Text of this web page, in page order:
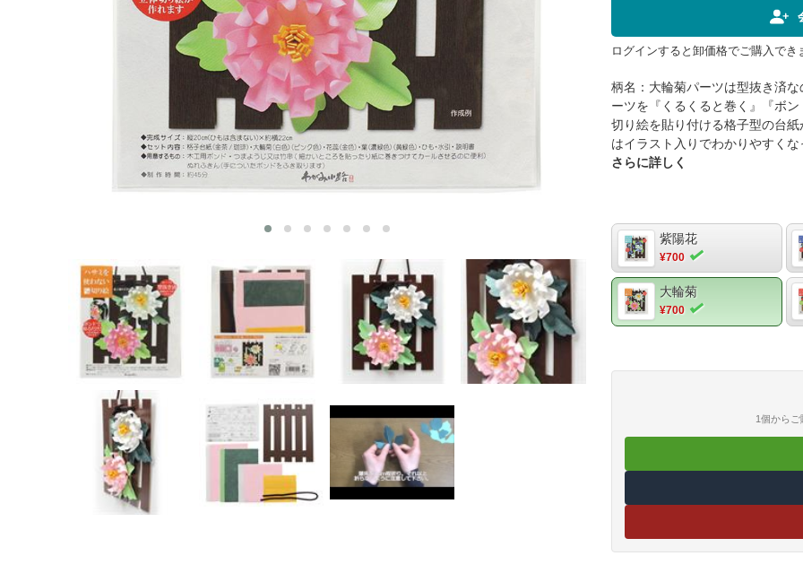
ログインすると卸価格でご購入でき
柄名：大輪菊パーツは型抜き済
ーツを『くるくると巻く』『ボ
切り絵を貼り付ける格子型の台
はイラスト入りでわかりやすく
216×194mm、格子 本体
さらに詳しく
紫陽花
¥700
大輪菊
¥700
1個から